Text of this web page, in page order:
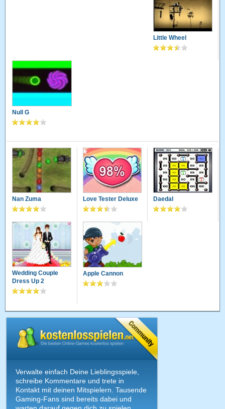
Little Wheel
Null G
Nan Zuma Love Tester Deluxe Daedal
Wedding Couple
Dress Up 2
Apple Cannon
Verwalte einfach Deine Lieblingsspiele,
schreibe Kommentare und trete in
Kontakt mit deinen Mitspielern. Tausende
Gaming-Fans sind bereits dabei und